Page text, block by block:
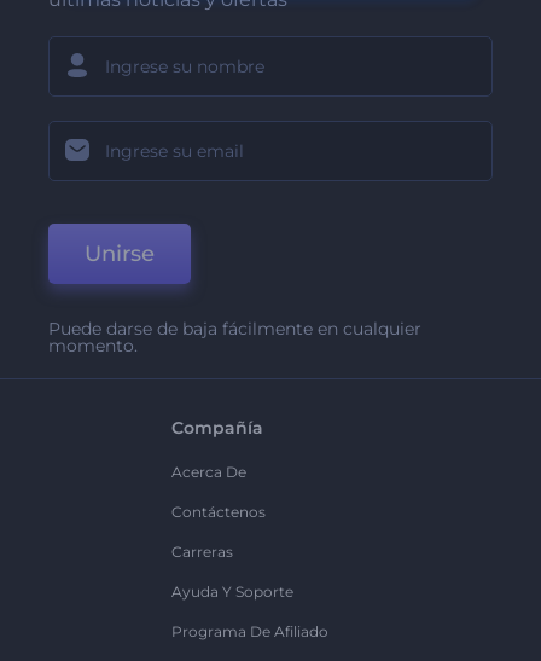
Unirse
Puede darse de baja fácilmente en cualquier
momento.
Compañía
Acerca De
Contáctenos
Carreras
Ayuda Y Soporte
Programa De Afiliado